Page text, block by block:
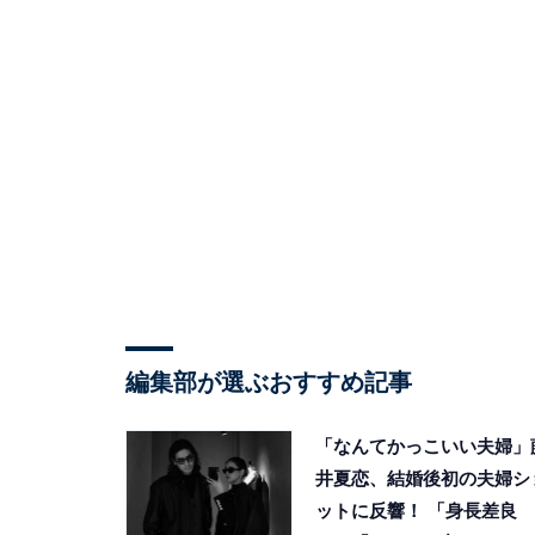
編集部が選ぶおすすめ記事
「なんてかっこいい夫婦」
井夏恋、結婚後初の夫婦シ
ットに反響！ 「身長差良